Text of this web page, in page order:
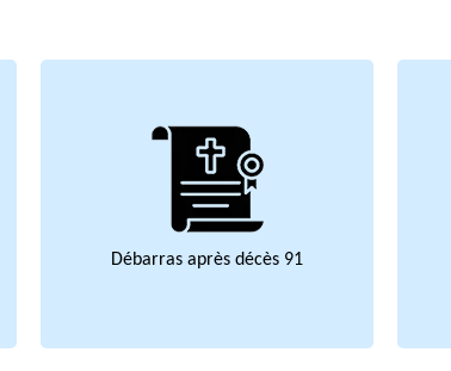
Débarras après décès 91